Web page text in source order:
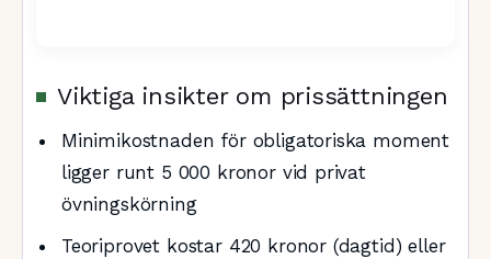
Viktiga insikter om prissättningen
Minimikostnaden för obligatoriska moment
ligger runt 5 000 kronor vid privat
övningskörning
Teoriprovet kostar 420 kronor (dagtid) eller